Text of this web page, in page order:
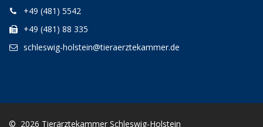
+49 (481) 5542
+49 (481) 88 335
schleswig-holstein@tieraerztekammer.de
© 2026 Tierärztekammer Schleswig-Holstein